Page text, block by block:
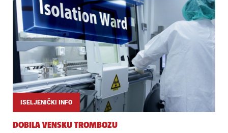
ISELJENIČKI INFO
DOBILA VENSKU TROMBOZU